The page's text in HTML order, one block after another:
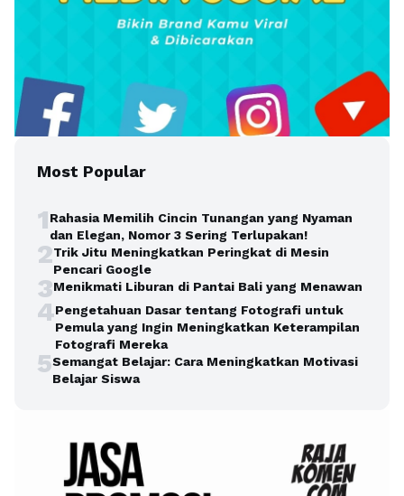
Most Popular
1Rahasia Memilih Cincin Tunangan yang Nyaman
dan Elegan, Nomor 3 Sering Terlupakan!
2Trik Jitu Meningkatkan Peringkat di Mesin
Pencari Google
3Menikmati Liburan di Pantai Bali yang Menawan
4Pengetahuan Dasar tentang Fotografi untuk
Pemula yang Ingin Meningkatkan Keterampilan
Fotografi Mereka
5Semangat Belajar: Cara Meningkatkan Motivasi
Belajar Siswa